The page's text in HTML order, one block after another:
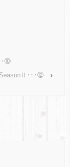
･⑩
SeasonⅡ･･･⑫
›